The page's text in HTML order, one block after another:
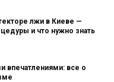
лжи в Киеве —
и что нужно знать
впечатлениями: все о